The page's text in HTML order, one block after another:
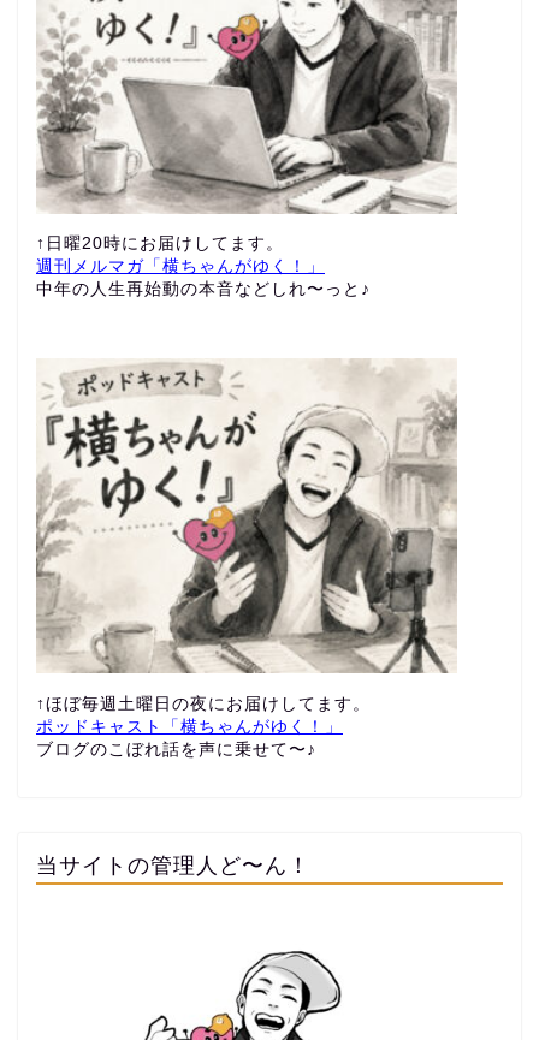
↑日曜20時にお届けしてます。
週刊メルマガ「横ちゃんがゆく！」
中年の人生再始動の本音などしれ〜っと♪
↑ほぼ毎週土曜日の夜にお届けしてます。
ポッドキャスト「横ちゃんがゆく！」
ブログのこぼれ話を声に乗せて〜♪
当サイトの管理人ど〜ん！